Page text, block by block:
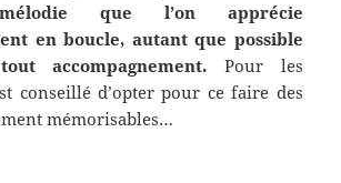
que l’on apprécie
en boucle, autant que possible
accompagnement. Pour les
conseillé d’opter pour ce faire des
mémorisables…